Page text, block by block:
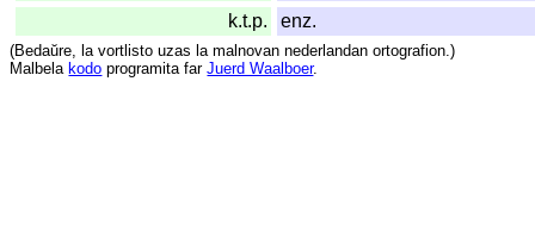
k.t.p.
enz.
(Bedaŭre, la vortlisto uzas la malnovan nederlandan ortografion.)
Malbela kodo programita far Juerd Waalboer.